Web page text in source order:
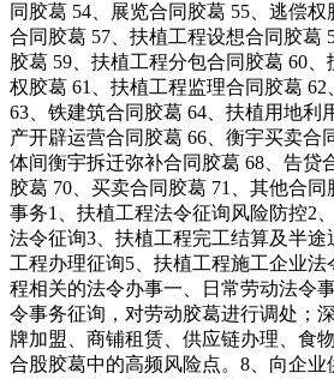
同胶葛 54、展览合同胶葛 55、逃偿
合同胶葛 57、扶植工程设想合同胶葛
胶葛 59、扶植工程分包合同胶葛 60
权胶葛 61、扶植工程监理合同胶葛
63、铁建筑合同胶葛 64、扶植用地利
产开辟运营合同胶葛 66、衡宇买卖合
体间衡宇拆迁弥补合同胶葛 68、告贷
胶葛 70、买卖合同胶葛 71、其他合
事务1、扶植工程法令征询风险防控2
法令征询3、扶植工程完工结算及半途
工程办理征询5、扶植工程施工企业
程相关的法令办事一、日常劳动法令
令事务征询，对劳动胶葛进行调处；
牌加盟、商铺租赁、供应链办理、食
合股胶葛中的高频风险点。8、向企